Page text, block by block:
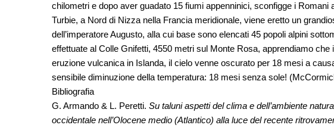
chilometri e dopo aver guadato 15 fiumi appenninici, sconfigge i Romani
Turbie, a Nord di Nizza nella Francia meridionale, viene eretto un
dell’imperatore Augusto, alla cui base sono elencati 45 popoli alpini
effettuate al Colle Gnifetti, 4550 metri sul Monte Rosa, apprendiamo
eruzione vulcanica in Islanda, il cielo venne oscurato per 18 mesi a
sensibile diminuzione della temperatura: 18 mesi senza sole!
Bibliografia
G. Armando & L. Peretti. Su taluni aspetti del clima e dell’ambiente
occidentale nell’Olocene medio (Atlantico) alla luce del recente